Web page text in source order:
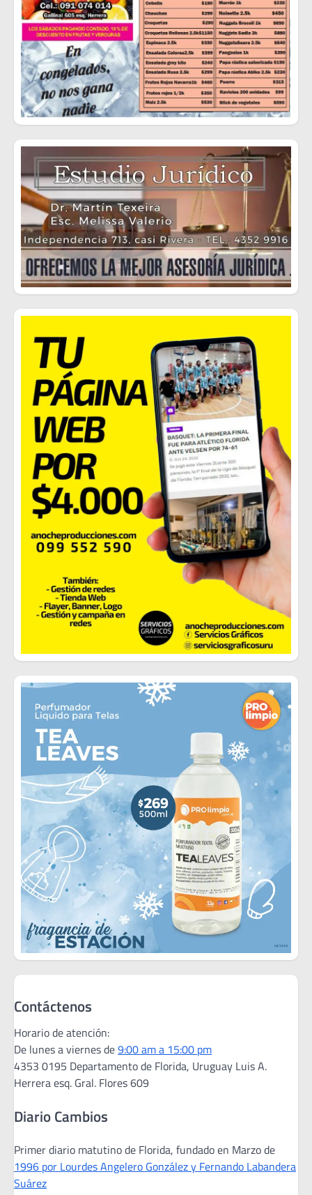
Contáctenos
Horario de atención:
De lunes a viernes de9:00 am a 15:00 pm
4353 0195 Departamento de Florida, Uruguay Luis A.
Herrera esq. Gral. Flores 609
Diario Cambios
Primer diario matutino de Florida, fundado en Marzo de
1996 por Lourdes Angelero González y Fernando Labandera
Suárez